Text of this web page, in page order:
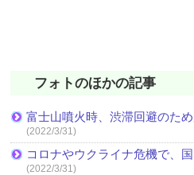
フォトのほかの記事
富士山噴火時、渋滞回避のた
(2022/3/31)
コロナやウクライナ危機で、
(2022/3/31)